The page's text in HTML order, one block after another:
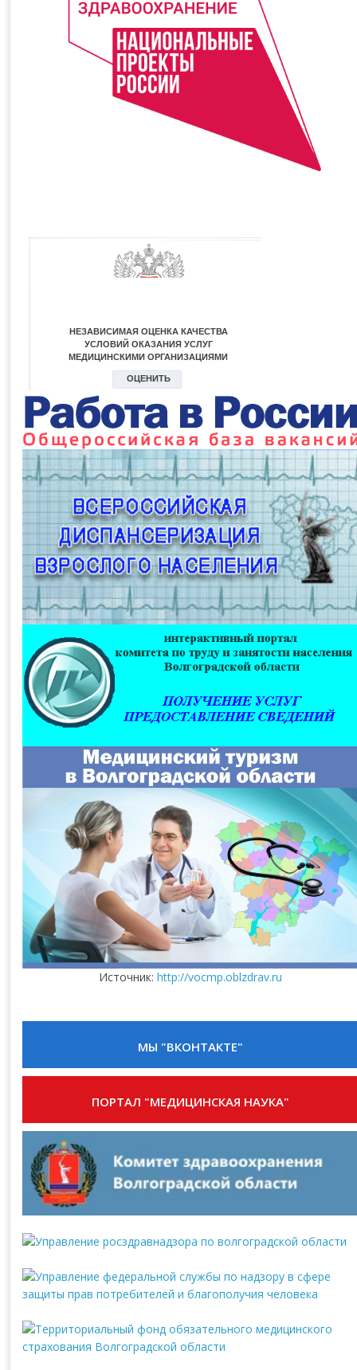
Источник: http://vocmp.oblzdrav.ru
МЫ "ВКОНТАКТЕ"
ПОРТАЛ "МЕДИЦИНСКАЯ НАУКА"